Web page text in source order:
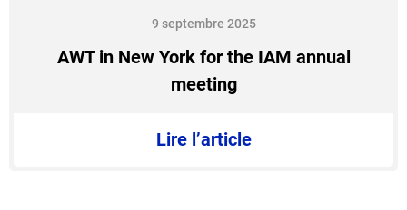
AWT in New York for the IAM annual
meeting
9 septembre 2025
Lire l’article